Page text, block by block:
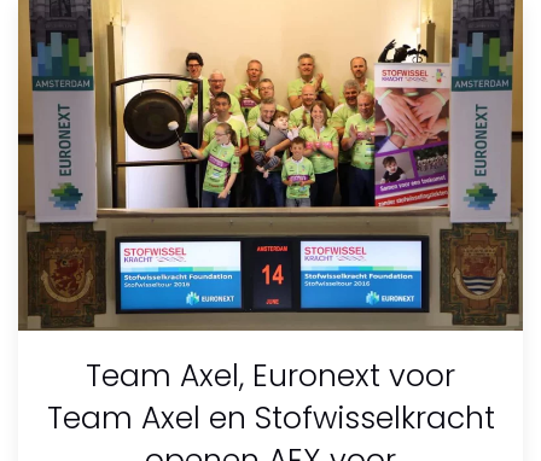
Team Axel, Euronext voor
Team Axel en Stofwisselkracht